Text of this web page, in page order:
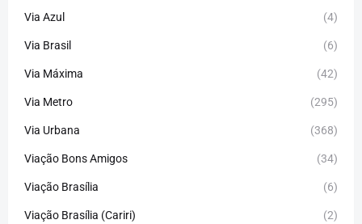
Via Azul (4)
Via Brasil (6)
Via Máxima (42)
Via Metro (295)
Via Urbana (368)
Viação Bons Amigos (34)
Viação Brasília (6)
Viação Brasília (Cariri) (2)